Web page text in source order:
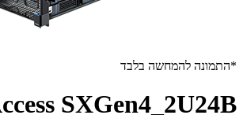
*התמונה להמחשה בלבד
SXGen4_2U24B